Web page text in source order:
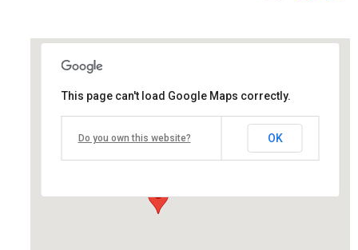
централна поща
ул. Кузман Шапкарев - София
This page can't load Google Maps correctly.
Do you own this website? OK